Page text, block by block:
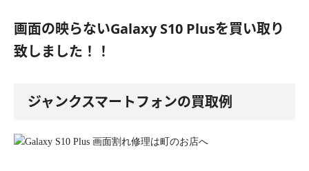
画面の映らないGalaxy S10 Plusを買い取り
致しました！！
ジャンクスマートフォンの買取例